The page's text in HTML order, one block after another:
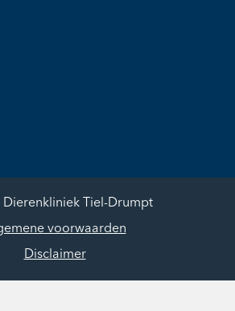
Tiel-Drumpt
voorwaarden
Disclaimer